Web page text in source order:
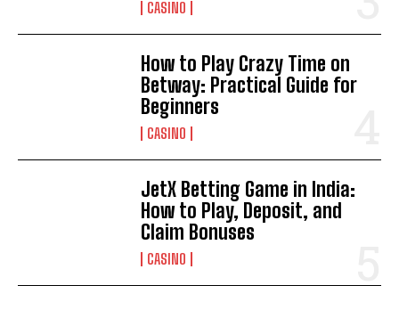
CASINO
How to Play Crazy Time on
Betway: Practical Guide for
Beginners
CASINO
JetX Betting Game in India:
How to Play, Deposit, and
Claim Bonuses
CASINO